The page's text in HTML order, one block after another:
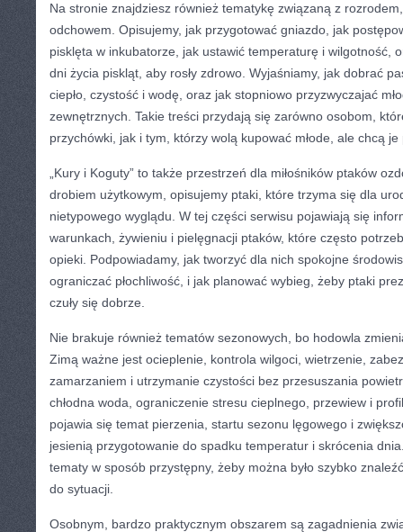
Na stronie znajdziesz również tematykę związaną z
odchowem. Opisujemy, jak przygotować gniazdo, jak
pisklęta w inkubatorze, jak ustawić temperaturę i wilgotność,
dni życia piskląt, aby rosły zdrowo. Wyjaśniamy, jak dobrać
ciepło, czystość i wodę, oraz jak stopniowo przyzwyczajać
zewnętrznych. Takie treści przydają się zarówno osobom,
przychówki, jak i tym, którzy wolą kupować młode, ale chcą je
„Kury i Koguty” to także przestrzeń dla miłośników ptaków
drobiem użytkowym, opisujemy ptaki, które trzyma się dla
nietypowego wyglądu. W tej części serwisu pojawiają się
warunkach, żywieniu i pielęgnacji ptaków, które często
opieki. Podpowiadamy, jak tworzyć dla nich spokojne
ograniczać płochliwość, i jak planować wybieg, żeby ptaki
czuły się dobrze.
Nie brakuje również tematów sezonowych, bo hodowla
Zimą ważne jest ocieplenie, kontrola wilgoci, wietrzenie,
zamarzaniem i utrzymanie czystości bez przesuszania
chłodna woda, ograniczenie stresu cieplnego, przewiew i
pojawia się temat pierzenia, startu sezonu lęgowego i
jesienią przygotowanie do spadku temperatur i skrócenia
tematy w sposób przystępny, żeby można było szybko
do sytuacji.
Osobnym, bardzo praktycznym obszarem są zagadnienia